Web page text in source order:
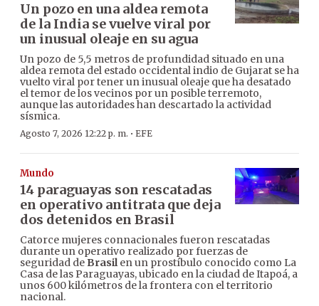
Un pozo en una aldea remota
de la India se vuelve viral por
un inusual oleaje en su agua
Un pozo de 5,5 metros de profundidad situado en una
aldea remota del estado occidental indio de Gujarat se ha
vuelto viral por tener un inusual oleaje que ha desatado
el temor de los vecinos por un posible terremoto,
aunque las autoridades han descartado la actividad
sísmica.
Agosto 7, 2026 12:22 p. m. · EFE
Mundo
14 paraguayas son rescatadas
en operativo antitrata que deja
dos detenidos en Brasil
Catorce mujeres connacionales fueron rescatadas
durante un operativo realizado por fuerzas de
seguridad de Brasilen un prostíbulo conocido como La
Casa de las Paraguayas, ubicado en la ciudad de Itapoá, a
unos 600 kilómetros de la frontera con el territorio
nacional.